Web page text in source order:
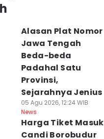
Alasan Plat Nomor
Jawa Tengah
Beda-beda
Padahal Satu
Provinsi,
Sejarahnya Jenius
05 Agu 2026, 12:24 WIB
News
Harga Tiket Masuk
Candi Borobudur